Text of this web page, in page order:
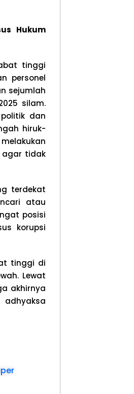
Hukum
tinggi
personel
sejumlah
silam.
dan
hiruk-
tidak
terdekat
atau
posisi
korupsi
tinggi di
Lewat
akhirnya